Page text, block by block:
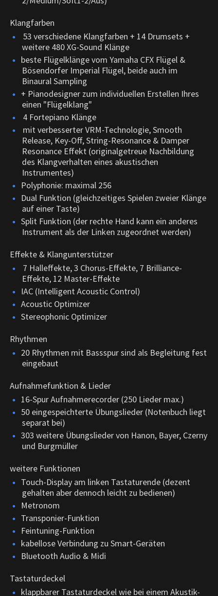
Klangfarben
53 verschiedene Klangfarben + 14 Drumsets +
weitere 480 XG-Sound Klänge
beste Flügelklänge vom Yamaha CFX Flügel &
Bösendorfer Imperial Flügel, beide auch im
Binaural Sampling
+ Pianodesigner zum individuellen Erstellen Ihres
einen "Flügelklang"
4 Fortepiano Klänge
mit verbesserter VRM-Technologie, Smooth
Release, Key-Off, String-Resonance & Damper
Resonance Effekt (originalgetreue Nachbildung
des Klangverhalten eines akustischen
Instrumentes)
Polyphonie: maximal 256
Dual Funktion (gleichzeitiges Spielen zweier Klänge
auf einer Taste)
Split Funktion (der rechte Hand kann ein anderes
Instrument als der Linken zugeordnet werden)
Effekte & Klangunterstützer
7 Halleffekte, 3 Chorus-Effekte, 7 Brilliance-
Effekte, 12 Master-Effekte
IAC (Intelligent Acoustic Control)
Acoustic Optimizer
Stereophonic Optimizer
Rhythmen
20 Rhythmen mit Bassspur sind als Begleitung fest
eingebaut
Aufnahmefunktion & Lieder
16-Spur Aufnahmerecorder (250 Lieder max.)
50 eingespeichterte Übungslieder (Notenbuch liegt
separat bei)
303 weitere Übungslieder von Hanon, Bayer, Czerny
und Burgmüller
weitere Funktionen
Touch-Display am linken Tastaturende (dezent
gehalten aber dennoch leicht zu bedienen)
Metronom
Transponier-Funktion
Feintuning-Funktion
kabellose Verbindung zu Smart-Geräten
Bluetooth Audio & Midi
Tastaturdeckel
klappbarer Tastaturdeckel wie bei einem Akustik-